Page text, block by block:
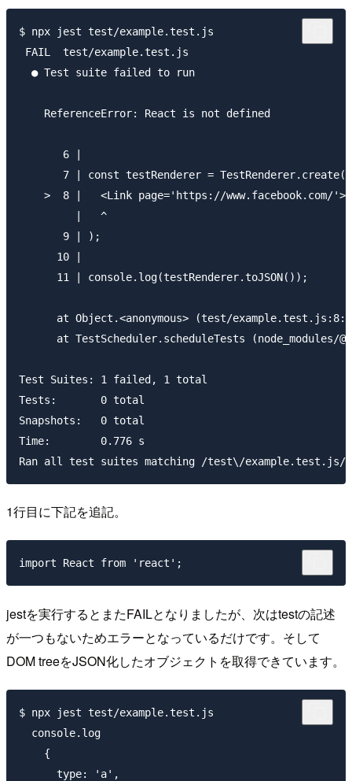
$ npx jest test/example.test.js
FAIL  test/example.test.js
  ● Test suite failed to run
    ReferenceError: React is not defined
       6 |
       7 | const testRenderer = TestRenderer.create(
>  8 |   <Link page='https://www.facebook.com/
         |   ^
       9 | );
      10 |
      11 | console.log(testRenderer.toJSON());
at Object.<anonymous> (test/
at TestScheduler.scheduleTests (node_modules/
Test Suites: 1 failed, 1 total
Tests:       0 total
Snapshots:   0 total
Time:        0.776 s
1行目に下記を追記。
jestを実行するとまたFAILとなりましたが、次はtestの記述
が一つもないためエラーとなっているだけです。そして
DOM treeをJSON化したオブジェクトを取得できています。
$ npx jest test/example.test.js
  console.log
    {
      type: 'a',